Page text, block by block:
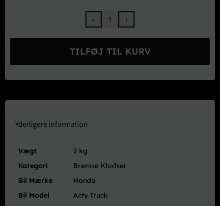
DIXCEL
Speed
Bremseklodser
For
–
VAN
HH2
TILFØJ TIL KURV
Yderligere information
Vægt
2 kg
Kategori
Bremse Klodser
Bil Mærke
Honda
Bil Model
Acty Truck